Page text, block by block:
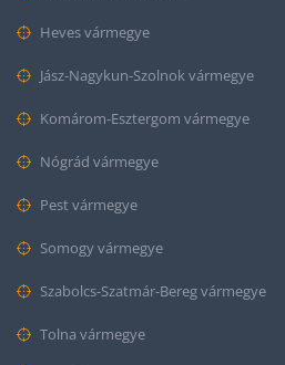
Heves vármegye
Jász-Nagykun-Szolnok vármegye
Komárom-Esztergom vármegye
Nógrád vármegye
Pest vármegye
Somogy vármegye
Szabolcs-Szatmár-Bereg vármegye
Tolna vármegye